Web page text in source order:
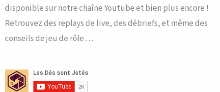
disponible sur notre chaîne Youtube et bien plus encore !
Retrouvez des replays de live, des débriefs, et même des
conseils de jeu de rôle …